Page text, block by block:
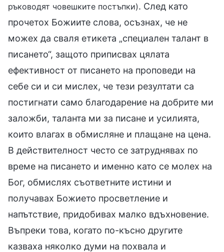
ръководят човешките постъпки). След като
прочетох Божиите слова, осъзнах, че не
можех да сваля етикета „специален талант в
писането“, защото приписвах цялата
ефективност от писането на проповеди на
себе си и си мислех, че тези резултати са
постигнати само благодарение на добрите ми
заложби, таланта ми за писане и усилията,
които влагах в обмисляне и плащане на цена.
В действителност често се затруднявах по
време на писането и именно като се молех на
Бог, обмислях съответните истини и
получавах Божието просветление и
напътствие, придобивах малко вдъхновение.
Въпреки това, когато по-късно другите
казваха няколко думи на похвала и